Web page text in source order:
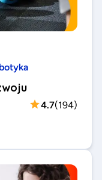
4.7(194)